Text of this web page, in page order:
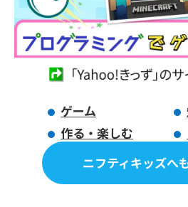
ゲーム
作る・楽しむ
ニフティキッズへ